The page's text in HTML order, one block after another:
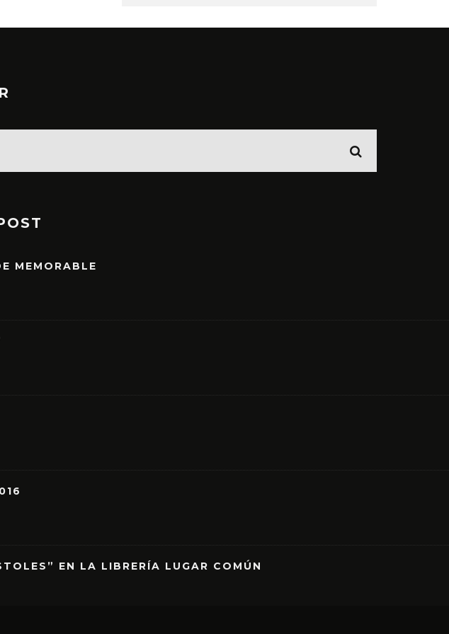
MEMORABLE
EN LA LIBRERÍA LUGAR COMÚN